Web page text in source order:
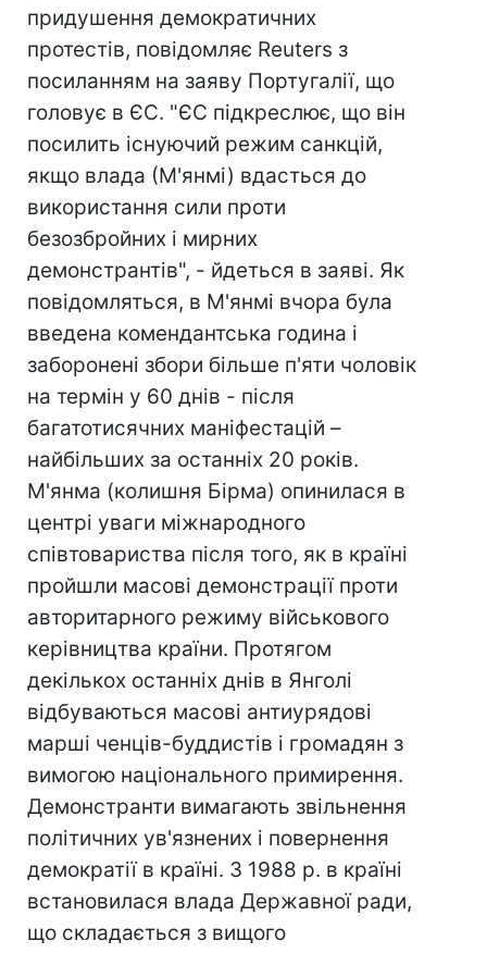
придушення демократичних
протестів, повідомляє Reuters з
посиланням на заяву Португалії, що
головує в ЄС. "ЄС підкреслює, що він
посилить існуючий режим санкцій,
якщо влада (М'янмі) вдасться до
використання сили проти
безозбройних і мирних
демонстрантів", - йдеться в заяві. Як
повідомляться, в М'янмі вчора була
введена комендантська година і
заборонені збори більше п'яти чоловік
на термін у 60 днів - після
багатотисячних маніфестацій –
найбільших за останніх 20 років.
М'янма (колишня Бірма) опинилася в
центрі уваги міжнародного
співтовариства після того, як в країні
пройшли масові демонстрації проти
авторитарного режиму військового
керівництва країни. Протягом
декількох останніх днів в Янголі
відбуваються масові антиурядові
марші ченців-буддистів і громадян з
вимогою національного примирення.
Демонстранти вимагають звільнення
політичних ув'язнених і повернення
демократії в країні. З 1988 р. в країні
встановилася влада Державної ради,
що складається з вищого